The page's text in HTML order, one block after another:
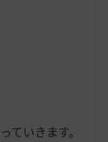
いきます。